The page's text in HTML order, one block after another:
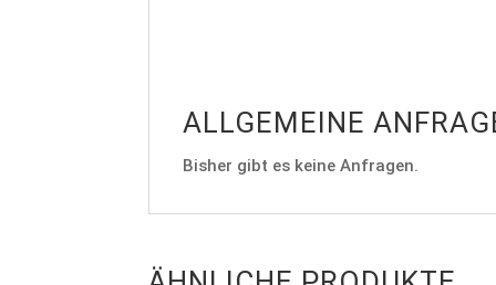
ALLGEMEINE
Bisher gibt es keine Anfragen.